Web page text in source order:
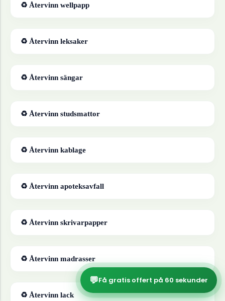
♻ Återvinn wellpapp
♻ Återvinn leksaker
♻ Återvinn sängar
♻ Återvinn studsmattor
♻ Återvinn kablage
♻ Återvinn apoteksavfall
♻ Återvinn skrivarpapper
♻ Återvinn madrasser
♻ Återvinn lack
💬Få gratis offert på 60 sekunder